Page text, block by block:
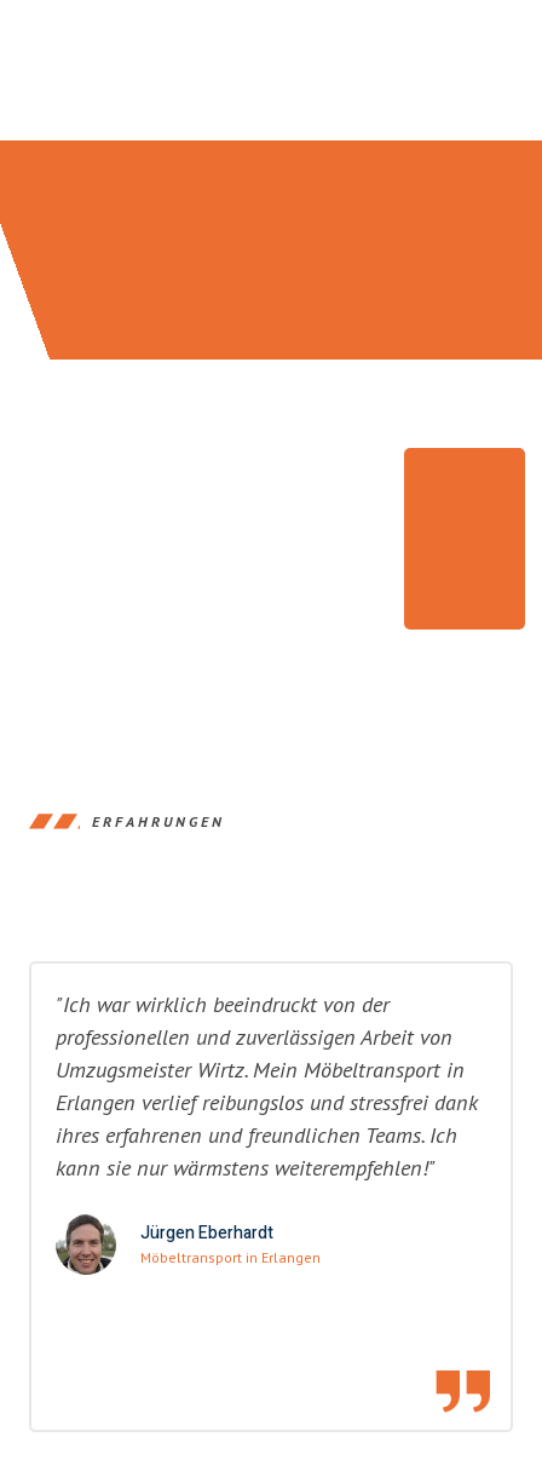
ERFAHRUNGEN
"Ich war wirklich beeindruckt von der
professionellen und zuverlässigen Arbeit von
Umzugsmeister Wirtz. Mein Möbeltransport in
Erlangen verlief reibungslos und stressfrei dank
ihres erfahrenen und freundlichen Teams. Ich
kann sie nur wärmstens weiterempfehlen!"
Jürgen Eberhardt
Möbeltransport in Erlangen